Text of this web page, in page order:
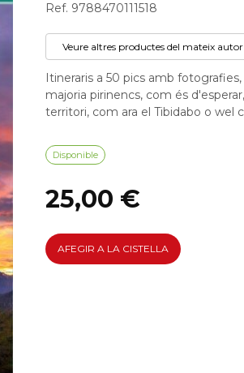
Ref. 9788470111518
Veure altres productes del mateix autor
Itineraris a 50 pics amb
majoria pirinencs, com és
territori, com ara el Tibidabo o wel
Disponible
25,00 €
AFEGIR A LA CISTELLA